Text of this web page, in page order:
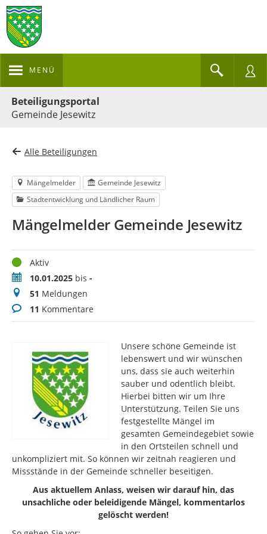
MENÜ
Beteiligungsportal
Gemeinde Jesewitz
Alle Beteiligungen
Mängelmelder
Gemeinde Jesewitz
Stadtentwicklung und Ländlicher Raum
Mängelmelder Gemeinde Jesewitz
StatusAktiv
Zeitraum10.01.2025 bis -
Meldungen
51 Meldungen
Kommentare
11 Kommentare
Unsere schöne Gemeinde ist
lebenswert und wir wünschen
uns, dass sie auch weiterhin
sauber und odentlich bleibt.
Hierbei bitten wir um Ihre
Unterstützung. Teilen Sie uns
festgestellte Mängel im
gesamten Gemeindegebiet sowie
in den Ortsteilen schnell und
unkompliziert mit. So können wir zeitnah reagieren und
Missstände in der Gemeinde schneller beseitigen.
Aus aktuellem Anlass, weisen wir darauf hin, das
unsachliche oder beleidigende Mängel, kommentarlos
gelöscht werden!